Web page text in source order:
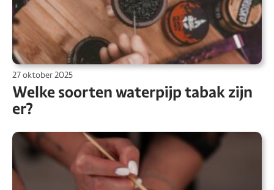
27 oktober 2025
Welke soorten waterpijp tabak zijn
er?